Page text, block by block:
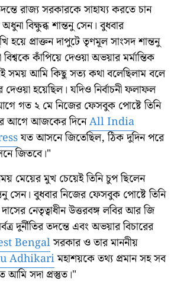
রাজ্য সরকারকে সাহায্য করতে চান
বিক্ষুব্ধ শান্তনু সেন। বুধবার
হয়ে প্রাক্তন দাপুটে তৃণমূল সাংসদ শান্তনু
কাঁপিয়ে দেওয়া অভয়ার মর্মান্তিক
সময় আমি কিছু সত্য কথা বলেছিলাম বলে
হয়েছিল। যদিও নির্বাচনী ফলাফল
গত ২ মে নিজের ফেসবুক পোষ্টে তিনি
আগে আজকের দিনেAll India
যত আসনে জিতেছিল, ঠিক দুদিন পরে
জিতবে।"
মেয়ের মুখ চেয়েই তিনি চুপ ছিলেন
সেন। বুধবার নিজের ফেসবুক পোষ্টে তিনি
নেতৃত্বাধীন উত্তরবঙ্গ লবির আর জি
দুর্নীতির তদন্তে এবং অভয়ার বিচারের
Bengalসরকার ও তার মাননীয়
Adhikariমহাশয়কে তথ্য প্রমান সহ সব
সদা প্রস্তুত।"